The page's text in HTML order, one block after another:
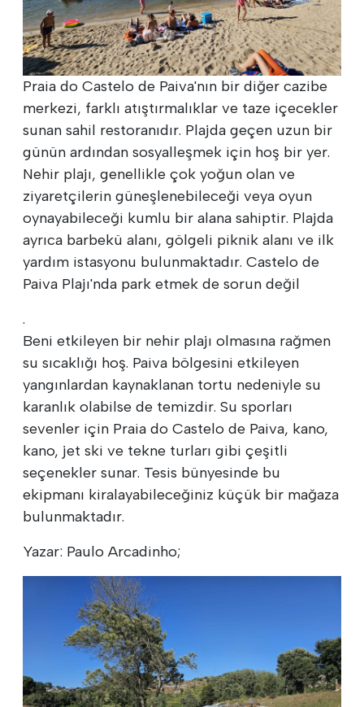
Praia do Castelo de Paiva'nın bir diğer cazibe
merkezi, farklı atıştırmalıklar ve taze içecekler
sunan sahil restoranıdır. Plajda geçen uzun bir
günün ardından sosyalleşmek için hoş bir yer.
Nehir plajı, genellikle çok yoğun olan ve
ziyaretçilerin güneşlenebileceği veya oyun
oynayabileceği kumlu bir alana sahiptir. Plajda
ayrıca barbekü alanı, gölgeli piknik alanı ve ilk
yardım istasyonu bulunmaktadır. Castelo de
Paiva Plajı'nda park etmek de sorun değil
.
Beni etkileyen bir nehir plajı olmasına rağmen
su sıcaklığı hoş. Paiva bölgesini etkileyen
yangınlardan kaynaklanan tortu nedeniyle su
karanlık olabilse de temizdir. Su sporları
sevenler için Praia do Castelo de Paiva, kano,
kano, jet ski ve tekne turları gibi çeşitli
seçenekler sunar. Tesis bünyesinde bu
ekipmanı kiralayabileceğiniz küçük bir mağaza
bulunmaktadır.
Yazar: Paulo Arcadinho;